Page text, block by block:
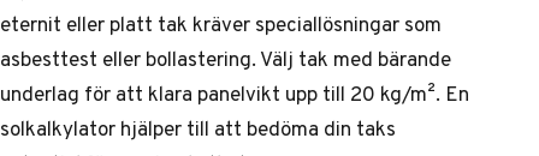
eternit eller platt tak kräver speciallösningar som
asbesttest eller bollastering. Välj tak med bärande
underlag för att klara panelvikt upp till 20 kg/m². En
solkalkylator hjälper till att bedöma din taks